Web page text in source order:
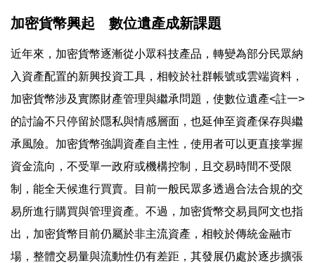
加密貨幣興起 數位遺產成新課題
近年來，加密貨幣逐漸從小眾科技產品，轉變為部分民眾納
入資產配置的新興投資工具，相較於社群帳號或雲端資料，
加密貨幣涉及實際財產管理與繼承問題，使數位遺產<註一>
的討論不只停留於隱私與情感層面，也延伸至資產保存與繼
承風險。加密貨幣強調資產自主性，使用者可以更直接掌握
資金流向，不受單一政府或機構控制，且交易時間不受限
制，能全天候進行買賣。目前一般民眾多透過合法合規的交
易所進行購買與管理資產。不過，加密貨幣交易員阿文也指
出，加密貨幣目前仍屬於非主流資產，相較於傳統金融市
場，整體交易量與流動性仍有差距，其發展仍處於逐步擴張